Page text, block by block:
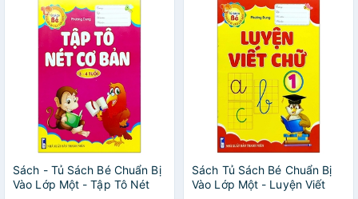
Sách - Tủ Sách Bé Chuẩn Bị
Vào Lớp Một - Tập Tô Nét
Sách Tủ Sách Bé Chuẩn Bị
Vào Lớp Một - Luyện Viết